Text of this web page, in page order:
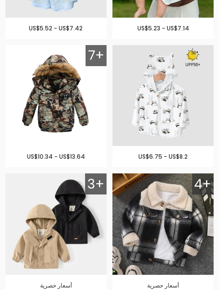
US$5.23 - US$7.14
US$5.52 - US$7.42
US$6.75 - US$8.2
7+
US$10.34 - US$13.64
4+
أسعار حصرية
3+
أسعار حصرية